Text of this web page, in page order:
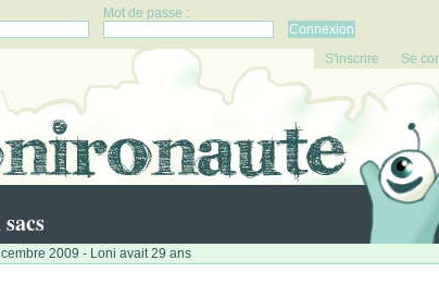
Mot de passe :
S'inscrire Se
2009 - Loni avait 29 ans